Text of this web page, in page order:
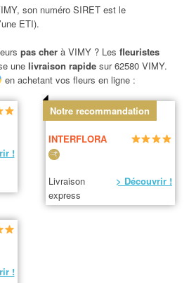
son numéro SIRET est le
ETI).
pas cherà VIMY ? Les fleuristes
une livraison rapide sur 62580 VIMY.
en achetant vos fleurs en ligne :
!
Notre recommandation
INTERFLORA
Livraison
express
> Découvrir !
!